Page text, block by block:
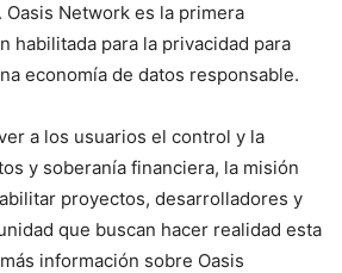
Oasis Network es la primera
habilitada para la privacidad para
economía de datos responsable.
a los usuarios el control y la
y soberanía financiera, la misión
proyectos, desarrolladores y
que buscan hacer realidad esta
información sobre Oasis